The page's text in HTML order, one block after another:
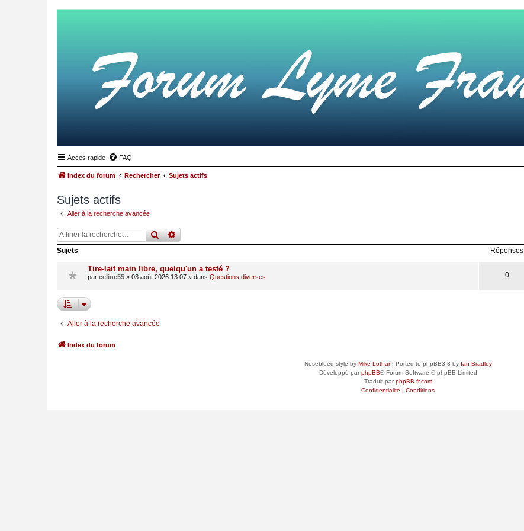
Accès rapide FAQ
Index du forum Rechercher Sujets actifs
Sujets actifs
Aller à la recherche avancée
rechercher
recherche
Sujets Réponses
Tire-lait main libre, quelqu'un a testé ?
par celine55 » 03 août 2026 13:07 » dans Questions diverses 0
Aller à la recherche avancée
Index du forum
Nosebleed style by Mike Lothar| Ported to phpBB3.3 by Ian Bradley
Développé parphpBB® Forum Software © phpBB Limited
Traduit parphpBB-fr.com
Confidentialité | Conditions